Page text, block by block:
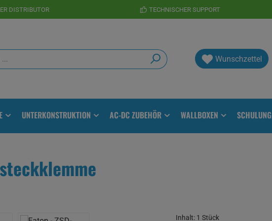
DISTRIBUTOR TECHNISCHER SUPPORT
Wunschzettel
UNTERKONSTRUKTION AC-DC ZUBEHÖR WALLBOXEN SCHULUNG
Inhalt: 1 Stück